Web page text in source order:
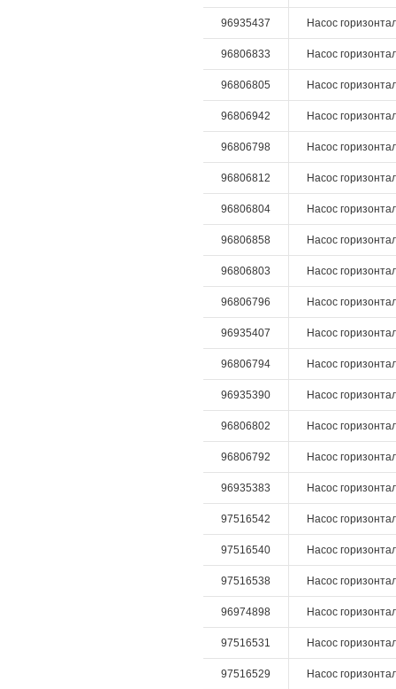
96935437 Насос
96806833 Насос
96806805 Насос
96806942 Насос
96806798 Насос
96806812 Насос
96806804 Насос
96806858 Насос
96806803 Насос
96806796 Насос
96935407 Насос
96806794 Насос
96935390 Насос
96806802 Насос
96806792 Насос
96935383 Насос
97516542 Насос
97516540 Насос
97516538 Насос
96974898 Насос
97516531 Насос
97516529 Насос